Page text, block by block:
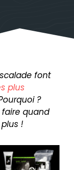
font
plus
?
quand
!